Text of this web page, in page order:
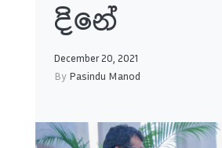
දිනේ
December 20, 2021
By Pasindu Manod